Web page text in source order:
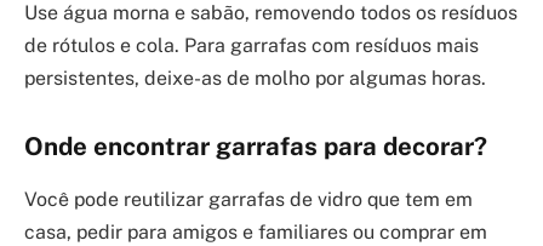
Use água morna e sabão, removendo todos os resíduos
de rótulos e cola. Para garrafas com resíduos mais
persistentes, deixe-as de molho por algumas horas.
Onde encontrar garrafas para decorar?
Você pode reutilizar garrafas de vidro que tem em
casa, pedir para amigos e familiares ou comprar em